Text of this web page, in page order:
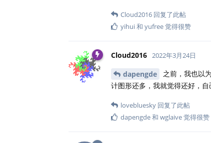
Cloud2016 回复了此帖
yihui和 yufree觉得很赞
Cloud2016 2022年3月24日
dapengde
之前，我也以
计图形还多，我就觉得还好，自
lovebluesky 回复了此帖
dapengde和 wglaive觉得很赞